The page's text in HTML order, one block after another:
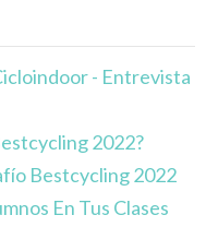
- Entrevista
2022?
Bestcycling 2022
En Tus Clases